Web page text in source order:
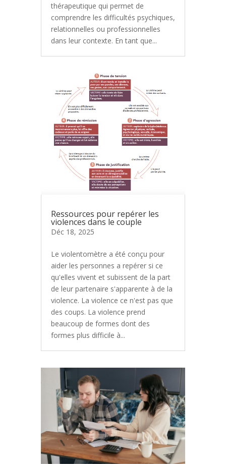
thérapeutique qui permet de
comprendre les difficultés psychiques,
relationnelles ou professionnelles
dans leur contexte. En tant que...
Ressources pour repérer les
violences dans le couple
Déc 18, 2025
Le violentomètre a été conçu pour
aider les personnes a repérer si ce
qu'elles vivent et subissent de la part
de leur partenaire s'apparente à de la
violence. La violence ce n'est pas que
des coups. La violence prend
beaucoup de formes dont des
formes plus difficile à...